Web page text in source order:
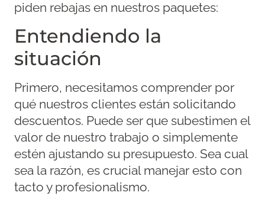
piden rebajas en nuestros paquetes:
Entendiendo la
situación
Primero, necesitamos comprender por
qué nuestros clientes están solicitando
descuentos. Puede ser que subestimen el
valor de nuestro trabajo o simplemente
estén ajustando su presupuesto. Sea cual
sea la razón, es crucial manejar esto con
tacto y profesionalismo.